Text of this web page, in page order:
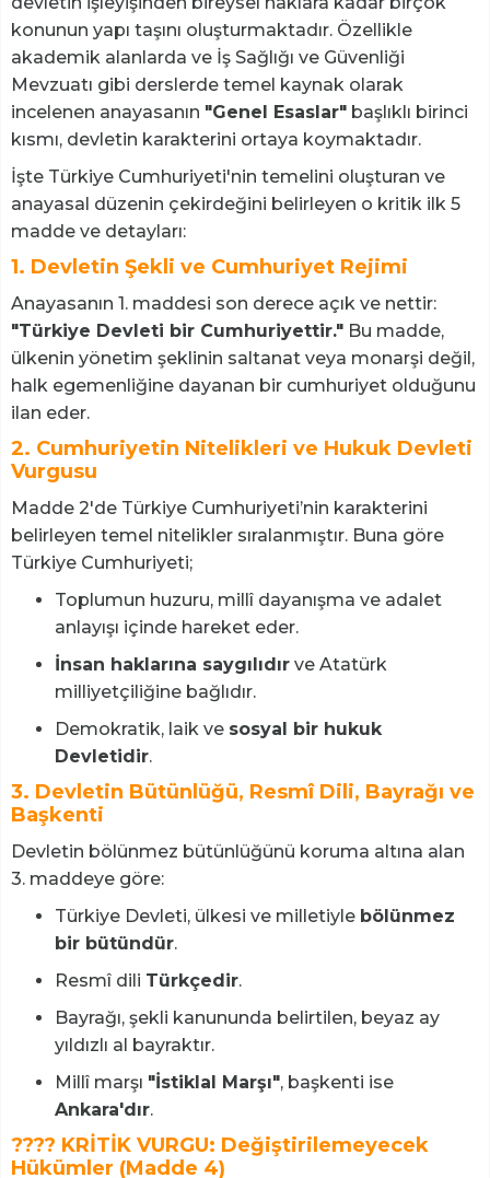
konunun yapı taşını oluşturmaktadır. Özellikle
akademik alanlarda ve İş Sağlığı ve Güvenliği
Mevzuatı gibi derslerde temel kaynak olarak
incelenen anayasanın "Genel Esaslar" başlıklı birinci
kısmı, devletin karakterini ortaya koymaktadır.
İşte Türkiye Cumhuriyeti'nin temelini oluşturan ve
anayasal düzenin çekirdeğini belirleyen o kritik ilk 5
madde ve detayları:
1. Devletin Şekli ve Cumhuriyet Rejimi
Anayasanın 1. maddesi son derece açık ve nettir:
"Türkiye Devleti bir Cumhuriyettir." Bu madde,
ülkenin yönetim şeklinin saltanat veya monarşi değil,
halk egemenliğine dayanan bir cumhuriyet olduğunu
ilan eder.
2. Cumhuriyetin Nitelikleri ve Hukuk Devleti
Vurgusu
Madde 2'de Türkiye Cumhuriyeti’nin karakterini
belirleyen temel nitelikler sıralanmıştır. Buna göre
Türkiye Cumhuriyeti;
Toplumun huzuru, millî dayanışma ve adalet
anlayışı içinde hareket eder.
İnsan haklarına saygılıdır ve Atatürk
milliyetçiliğine bağlıdır.
Demokratik, laik ve sosyal bir hukuk
Devletidir.
3. Devletin Bütünlüğü, Resmî Dili, Bayrağı ve
Başkenti
Devletin bölünmez bütünlüğünü koruma altına alan
3. maddeye göre:
Türkiye Devleti, ülkesi ve milletiyle bölünmez
bir bütündür.
Resmî dili Türkçedir.
Bayrağı, şekli kanununda belirtilen, beyaz ay
yıldızlı al bayraktır.
Millî marşı "İstiklal Marşı", başkenti ise
Ankara'dır.
???? KRİTİK VURGU: Değiştirilemeyecek
Hükümler (Madde 4)